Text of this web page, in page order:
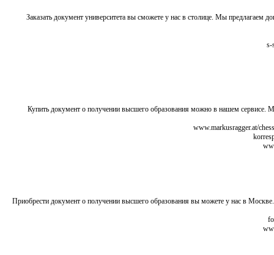
Заказать документ университета вы сможете у нас в столице. Мы
Купить документ о получении высшего образования можно в нашем
Приобрести документ о получении высшего образования вы можете у нас в